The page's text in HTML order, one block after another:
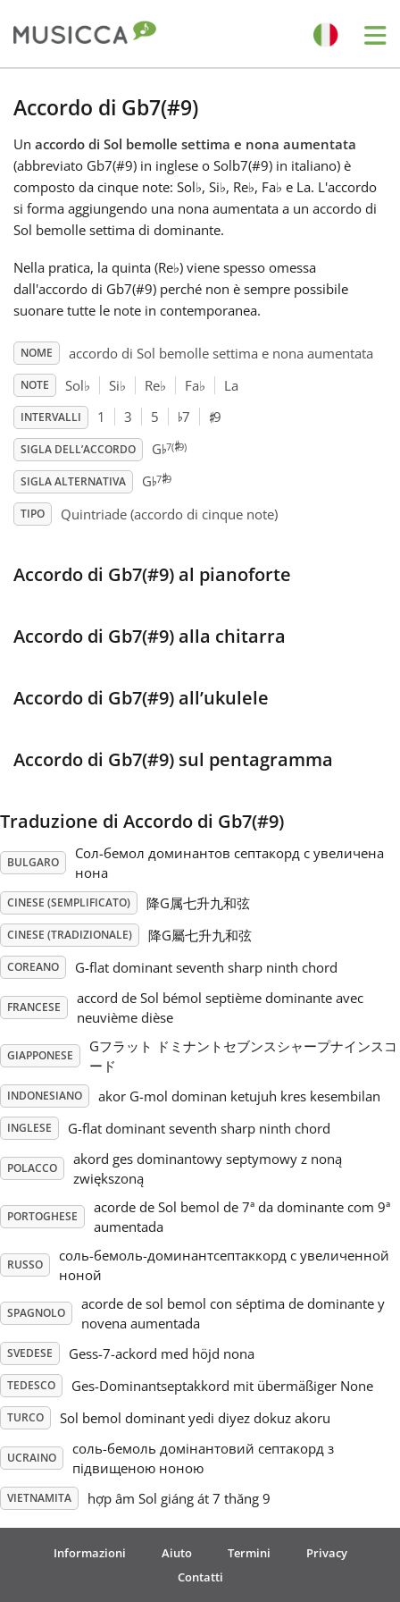
Български
Dansk
Deutsch
Español
Français
한국어
Svenska
Tiếng Việt
Türkçe
Українська
简体中文
繁體中文
Accordo di Gb7(#9)
Un accordo di Sol bemolle settima e nona aumentata
(abbreviato Gb7(#9) in inglese o Solb7(#9) in italiano) è
composto da cinque note: Sol♭, Si♭, Re♭, Fa♭ e La. L'accordo
si forma aggiungendo una nona aumentata a un accordo di
Sol bemolle settima di dominante.
Nella pratica, la quinta (Re♭) viene spesso omessa
dall'accordo di Gb7(#9) perché non è sempre possibile
suonare tutte le note in contemporanea.
NOME accordo di Sol bemolle settima e nona aumentata
NOTE Sol♭ Si♭ Re♭ Fa♭ La
INTERVALLI 1 3 5 ♭7 ♯9
SIGLA DELL’ACCORDO G♭7(♯9)
SIGLA ALTERNATIVA G♭7♯9
TIPO Quintriade (accordo di cinque note)
Accordo di Gb7(#9) al pianoforte
Accordo di Gb7(#9) alla chitarra
Accordo di Gb7(#9) all’ukulele
Accordo di Gb7(#9) sul pentagramma
Traduzione di Accordo di Gb7(#9)
BULGARO
Сол-бемол доминантов септакорд с увеличена
нона
CINESE (SEMPLIFICATO) 降G属七升九和弦
CINESE (TRADIZIONALE) 降G屬七升九和弦
COREANO G-flat dominant seventh sharp ninth chord
FRANCESE
accord de Sol bémol septième dominante avec
neuvième dièse
GIAPPONESE
Gフラット ドミナントセブンスシャープナインスコ
ード
INDONESIANO akor G-mol dominan ketujuh kres kesembilan
INGLESE G-flat dominant seventh sharp ninth chord
POLACCO
akord ges dominantowy septymowy z noną
zwiększoną
PORTOGHESE
acorde de Sol bemol de 7ª da dominante com 9ª
aumentada
RUSSO
соль-бемоль-доминантсептаккорд с увеличенной
ноной
SPAGNOLO
acorde de sol bemol con séptima de dominante y
novena aumentada
SVEDESE Gess-7-ackord med höjd nona
TEDESCO Ges-Dominantseptakkord mit übermäßiger None
TURCO Sol bemol dominant yedi diyez dokuz akoru
UCRAINO
соль-бемоль домінантовий септакорд з
підвищеною ноною
VIETNAMITA hợp âm Sol giáng át 7 thăng 9
Informazioni Aiuto Termini
Privacy
Contatti